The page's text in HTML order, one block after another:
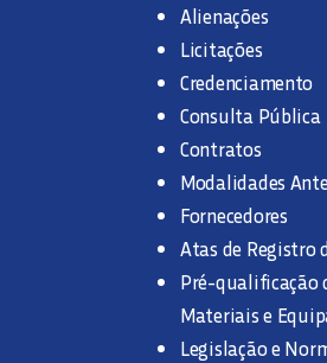
Alienações
Licitações
Credenciamento
Consulta Pública
Contratos
Modalidades
Fornecedores
Atas de Registro
Pré-qualificação
Materiais e
Legislação e